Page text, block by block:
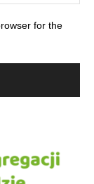
for the